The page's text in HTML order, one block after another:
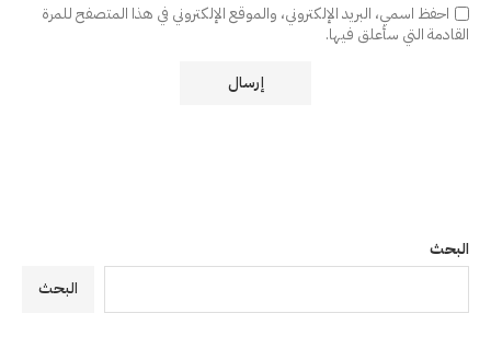
احفظ اسمي، البريد الإلكتروني، والموقع الإلكتروني في هذا المتصفح للمرة
القادمة التي سأعلق فيها.
البحث
البحث